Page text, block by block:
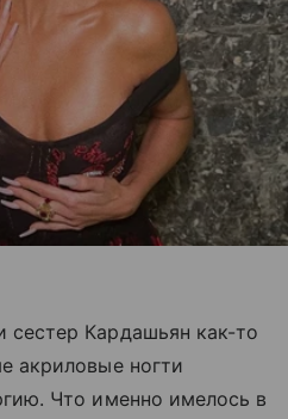
сестер Кардашьян как-то
акриловые ногти
Что именно имелось в